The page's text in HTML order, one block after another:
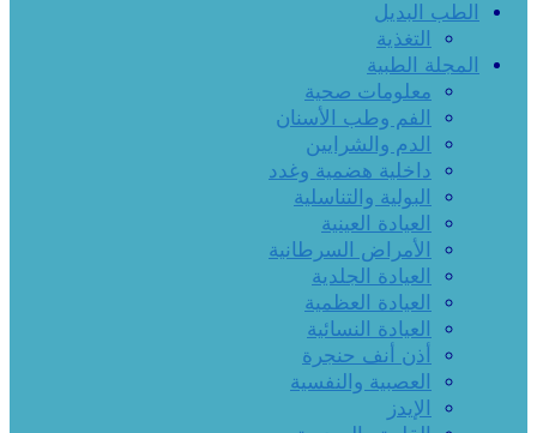
الطب البديل
التغذية
المجلة الطبية
معلومات صحية
الفم وطب الأسنان
الدم والشرايين
داخلية هضمية وغدد
البولية والتناسلية
العيادة العينية
الأمراض السرطانية
العيادة الجلدية
العيادة العظمية
العيادة النسائية
أذن أنف حنجرة
العصبية والنفسية
الإيدز